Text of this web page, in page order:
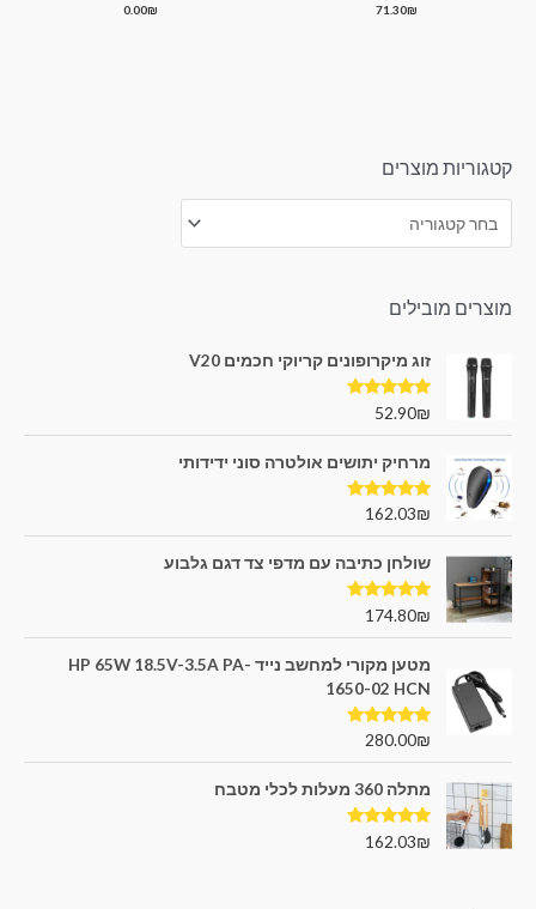
קטגוריות מוצרים
מוצרים מובילים
זוג מיקרופונים קריוקי חכמים V20
דורג5.00
52.90₪
מרחיק יתושים אולטרה סוני ידידותי
דורג5.00
162.03₪
שולחן כתיבה עם מדפי צד דגם גלבוע
דורג5.00
174.80₪
מטען מקורי למחשב נייד HP 65W 18.5V-3.5A PA-
1650-02 HCN
דורג5.00
280.00₪
מתלה 360 מעלות לכלי מטבח
דורג5.00
162.03₪
דורג 71.30₪
דורג 0.00₪